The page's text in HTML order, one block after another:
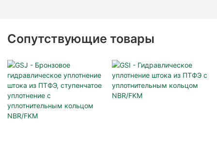
Сопутствующие товары